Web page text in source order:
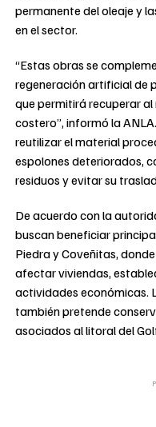
permanente del oleaje y
en el sector.
“Estas obras se
regeneración artificial de
que permitirá recuperar
costero”, informó la
reutilizar el material
espolones deteriorados,
residuos y evitar su
De acuerdo con la
buscan beneficiar
Piedra y Coveñitas,
afectar viviendas,
actividades económicas.
también pretende
asociados al litoral del